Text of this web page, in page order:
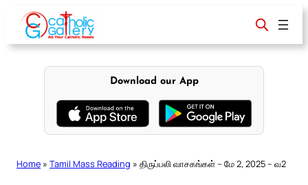
content
Download our App
Home » Tamil Mass Reading » திருப்பலி வாசகங்கள் – மே 2, 2025 – வ2